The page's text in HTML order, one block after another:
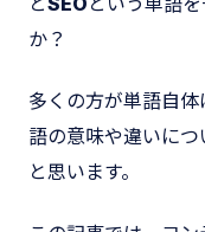
か？
多くの方が単語自
語の意味や違いに
と思います。